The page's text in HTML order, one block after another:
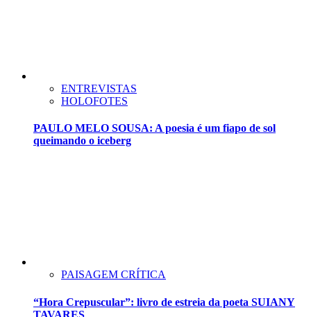
ENTREVISTAS
HOLOFOTES
PAULO MELO SOUSA: A poesia é um fiapo de sol
queimando o iceberg
PAISAGEM CRÍTICA
“Hora Crepuscular”: livro de estreia da poeta SUIANY
TAVARES